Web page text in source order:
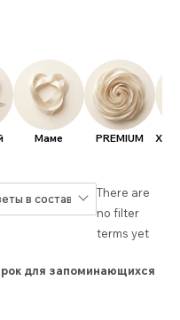
Маме PREMIUM
в составе
There are
no filter
terms yet
для запоминающихся